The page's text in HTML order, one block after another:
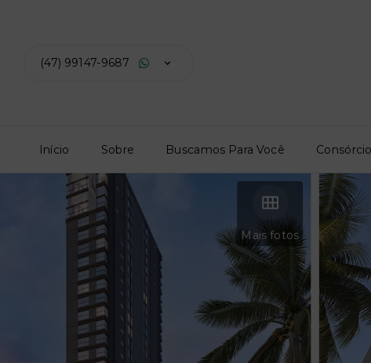
(47) 99147-9687
Início Sobre Buscamos Para Você
Mais fotos